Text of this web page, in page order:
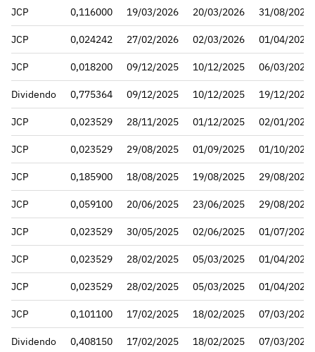
JCP 0,116000 19/03/2026 20/03/2026 31/08/2026
JCP 0,024242 27/02/2026 02/03/2026 01/04/2026
JCP 0,018200 09/12/2025 10/12/2025 06/03/2026
Dividendo 0,775364 09/12/2025 10/12/2025 19/12/2025
JCP 0,023529 28/11/2025 01/12/2025 02/01/2026
JCP 0,023529 29/08/2025 01/09/2025 01/10/2025
JCP 0,185900 18/08/2025 19/08/2025 29/08/2025
JCP 0,059100 20/06/2025 23/06/2025 29/08/2025
JCP 0,023529 30/05/2025 02/06/2025 01/07/2025
JCP 0,023529 28/02/2025 05/03/2025 01/04/2025
JCP 0,023529 28/02/2025 05/03/2025 01/04/2025
JCP 0,101100 17/02/2025 18/02/2025 07/03/2025
Dividendo 0,408150 17/02/2025 18/02/2025 07/03/2025